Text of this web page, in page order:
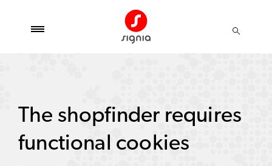
The shopfinder requires
functional cookies